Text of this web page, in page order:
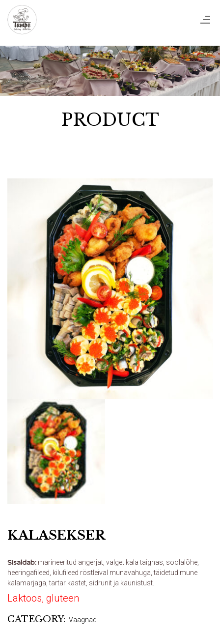
PRODUCT
KALASEKSER
Sisaldab: marineeritud angerjat, valget kala taignas, soolalõhe,
heeringafileed, kilufileed röstleival munavahuga, täidetud mune
kalamarjaga, tartar kastet, sidrunit ja kaunistust.
Laktoos, gluteen
CATEGORY: Vaagnad